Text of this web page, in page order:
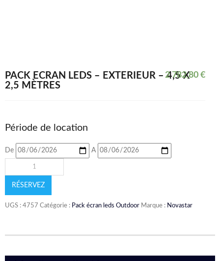
PACK ÉCRAN LEDS – EXTÉRIEUR – 4,5 X
2,5 MÈTRES
2 782,80 €
Période de location
De A
RÉSERVEZ
UGS : 4757 Catégorie : Pack écran leds Outdoor Marque : Novastar